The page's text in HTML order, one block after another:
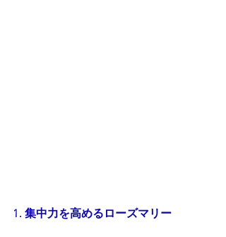
1. 集中力を高めるローズマリー